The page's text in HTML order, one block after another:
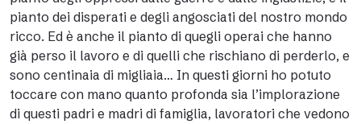
pianto dei disperati e degli angosciati del nostro mondo
ricco. Ed è anche il pianto di quegli operai che hanno
già perso il lavoro e di quelli che rischiano di perderlo, e
sono centinaia di migliaia… In questi giorni ho potuto
toccare con mano quanto profonda sia l’implorazione
di questi padri e madri di famiglia, lavoratori che vedono